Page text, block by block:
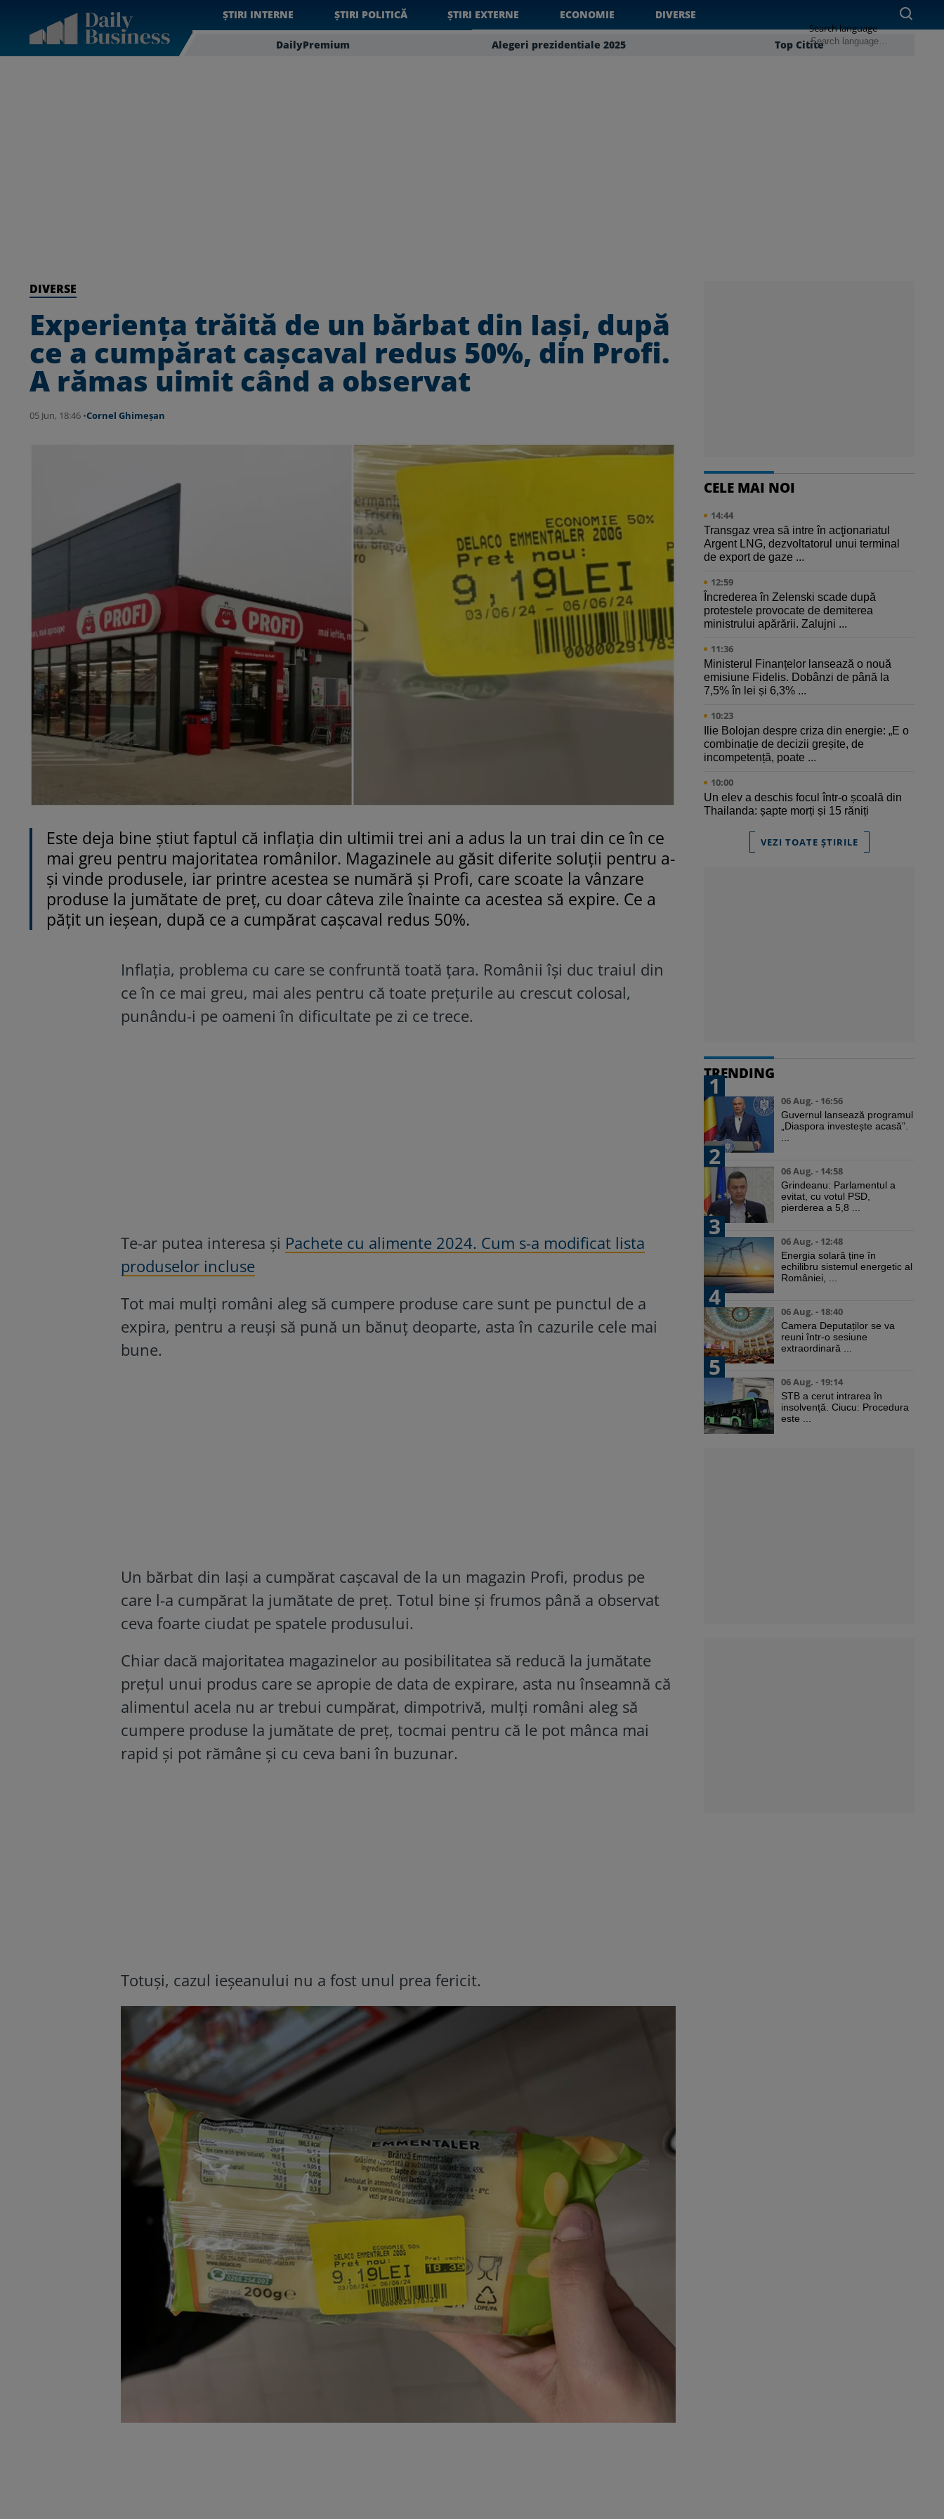
ȘTIRI INTERNE ȘTIRI POLITICĂ ȘTIRI EXTERNE ECONOMIE DIVERSE
DailyPremium Alegeri prezidentiale 2025 Top Citite
Search language
DIVERSE
Experiența trăită de un bărbat din Iași, după
ce a cumpărat cașcaval redus 50%, din Profi.
A rămas uimit când a observat
05 Jun, 18:46 •Cornel Ghimeșan
Este deja bine știut faptul că inflația din ultimii trei ani a adus la un trai din ce în ce
mai greu pentru majoritatea românilor. Magazinele au găsit diferite soluții pentru a-
și vinde produsele, iar printre acestea se numără și Profi, care scoate la vânzare
produse la jumătate de preț, cu doar câteva zile înainte ca acestea să expire. Ce a
pățit un ieșean, după ce a cumpărat cașcaval redus 50%.
Inflația, problema cu care se confruntă toată țara. Românii își duc traiul din
ce în ce mai greu, mai ales pentru că toate prețurile au crescut colosal,
punându-i pe oameni în dificultate pe zi ce trece.
Te-ar putea interesa și Pachete cu alimente 2024. Cum s-a modificat lista
produselor incluse
Tot mai mulți români aleg să cumpere produse care sunt pe punctul de a
expira, pentru a reuși să pună un bănuț deoparte, asta în cazurile cele mai
bune.
Un bărbat din Iași a cumpărat cașcaval de la un magazin Profi, produs pe
care l-a cumpărat la jumătate de preț. Totul bine și frumos până a observat
ceva foarte ciudat pe spatele produsului.
Chiar dacă majoritatea magazinelor au posibilitatea să reducă la jumătate
prețul unui produs care se apropie de data de expirare, asta nu înseamnă că
alimentul acela nu ar trebui cumpărat, dimpotrivă, mulți români aleg să
cumpere produse la jumătate de preț, tocmai pentru că le pot mânca mai
rapid și pot rămâne și cu ceva bani în buzunar.
Totuși, cazul ieșeanului nu a fost unul prea fericit.
CELE MAI NOI
14:44
Transgaz vrea să intre în acţionariatul
Argent LNG, dezvoltatorul unui terminal
de export de gaze ...
12:59
Încrederea în Zelenski scade după
protestele provocate de demiterea
ministrului apărării. Zalujni ...
11:36
Ministerul Finanțelor lansează o nouă
emisiune Fidelis. Dobânzi de până la
7,5% în lei și 6,3% ...
10:23
Ilie Bolojan despre criza din energie: „E o
combinație de decizii greșite, de
incompetență, poate ...
10:00
Un elev a deschis focul într-o școală din
Thailanda: șapte morți și 15 răniți
VEZI TOATE ȘTIRILE
TRENDING
1
06 Aug. - 16:56
Guvernul lansează programul
„Diaspora investește acasă”.
2
06 Aug. - 14:58
Grindeanu: Parlamentul a
evitat, cu votul PSD,
pierderea a 5,8 ...
3
06 Aug. - 12:48
Energia solară ține în
echilibru sistemul energetic al
României, ...
4
06 Aug. - 18:40
Camera Deputaților se va
reuni într-o sesiune
extraordinară ...
5
06 Aug. - 19:14
STB a cerut intrarea în
insolvență. Ciucu: Procedura
este ...